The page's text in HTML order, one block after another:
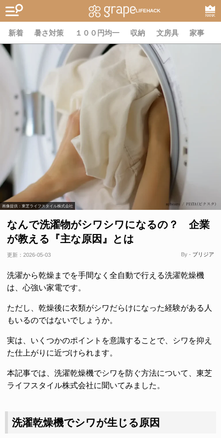
LIFEHACK
RANK
新着 暑さ対策 １００円均一 収納 文房具 家事
画像提供：東芝ライフスタイル株式会社
なんで洗濯物がシワシワになるの？ 企業
が教える『主な原因』とは
更新： 2026-05-03 By - ブリジア
洗濯から乾燥までを手間なく全自動で行える洗濯乾燥機
は、心強い家電です。
ただし、乾燥後に衣類がシワだらけになった経験がある人
もいるのではないでしょうか。
実は、いくつかのポイントを意識することで、シワを抑え
た仕上がりに近づけられます。
本記事では、洗濯乾燥機でシワを防ぐ方法について、東芝
ライフスタイル株式会社に聞いてみました。
洗濯乾燥機でシワが生じる原因